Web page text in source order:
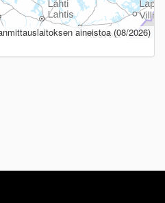
aineistoa (08/2026)